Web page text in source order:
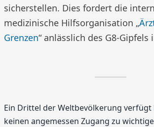
sicherstellen. Dies fordert die
medizinische Hilfsorganisation „
Grenzen“ anlässlich des G8-Gipfels
Ein Drittel der Weltbevölkerung
keinen angemessen Zugang zu